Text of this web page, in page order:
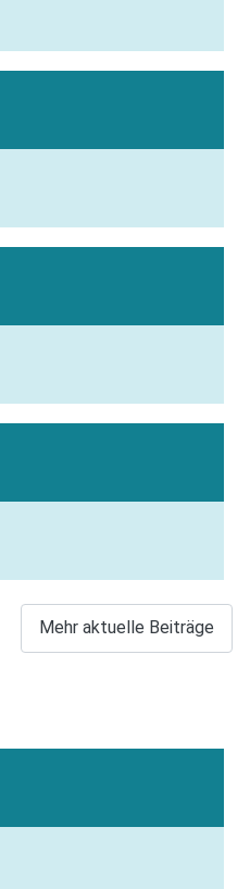
Mehr aktuelle Beiträge